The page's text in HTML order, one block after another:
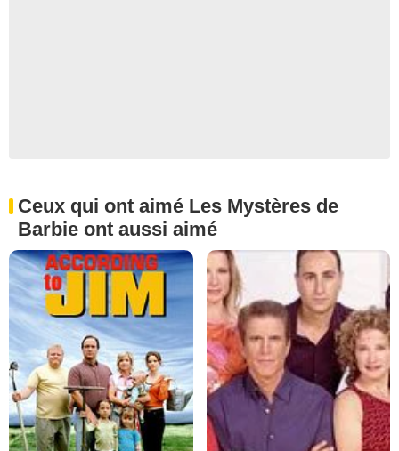
Ceux qui ont aimé Les Mystères de
Barbie ont aussi aimé